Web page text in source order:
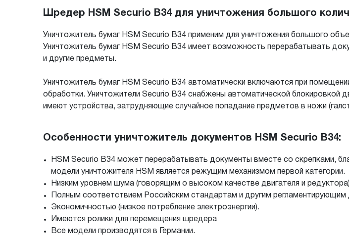
Шредер HSM Securio B34 для уничтожения большого
Уничтожитель бумаг HSM Securio B34 применим для уничтожения большого
Уничтожитель бумаг HSM Securio B34 имеет возможность перерабатывать
и другие предметы.
Уничтожитель бумаг HSM Securio B34 автоматически включаются при
обработки. Уничтожители Securio B34 снабжены автоматической блокировкой
имеют устройства, затрудняющие случайное попадание предметов в ножи
Особенности уничтожитель документов HSM Securio B34:
HSM Securio B34 может перерабатывать документы вместе со скрепками,
модели уничтожителя HSM является режущим механизмом первой категории.
Низким уровнем шума (говорящим о высоком качестве двигателя и
Полным соответствием Российским стандартам и другим регламентирующим
Экономичностью (низкое потребление электроэнергии).
Имеются ролики для перемещения шредера
Все модели производятся в Германии.